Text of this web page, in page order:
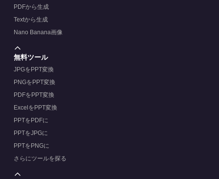
PDFから生成
Textから生成
Nano Banana画像
無料ツール
JPGをPPT変換
PNGをPPT変換
PDFをPPT変換
ExcelをPPT変換
PPTをPDFに
PPTをJPGに
PPTをPNGに
さらにツールを探る